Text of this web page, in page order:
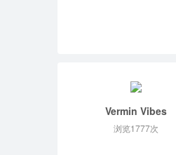
Vermin Vibes
浏览1777次